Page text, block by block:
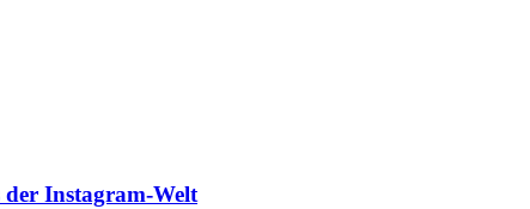
der Instagram-Welt